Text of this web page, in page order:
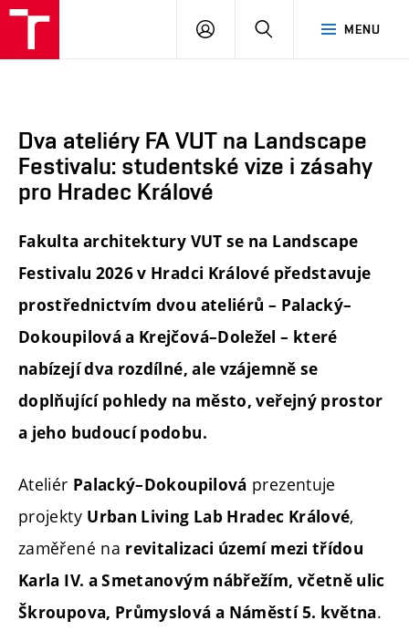
MENU
PŘIHLÁSIT
Dva ateliéry FA VUT na Landscape
Festivalu: studentské vize i zásahy
pro Hradec Králové
Fakulta architektury VUT se na Landscape
Festivalu 2026 v Hradci Králové představuje
prostřednictvím dvou ateliérů – Palacký–
Dokoupilová a Krejčová–Doležel – které
nabízejí dva rozdílné, ale vzájemně se
doplňující pohledy na město, veřejný prostor
a jeho budoucí podobu.
Ateliér Palacký–Dokoupilová prezentuje
projekty Urban Living Lab Hradec Králové,
zaměřené na revitalizaci území mezi třídou
Karla IV. a Smetanovým nábřežím, včetně ulic
Škroupova, Průmyslová a Náměstí 5. května.